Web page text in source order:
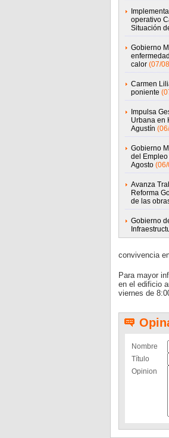
operativo
Situación
Gobierno
calor (07/
Carmen
poniente
Impulsa
Urbana en
Agustín
Gobierno
del
Agosto
Avanza
Reforma
de las
Gobierno
convivencia
Para mayor
en el edificio
viernes de
Nombre
Título
Opinion